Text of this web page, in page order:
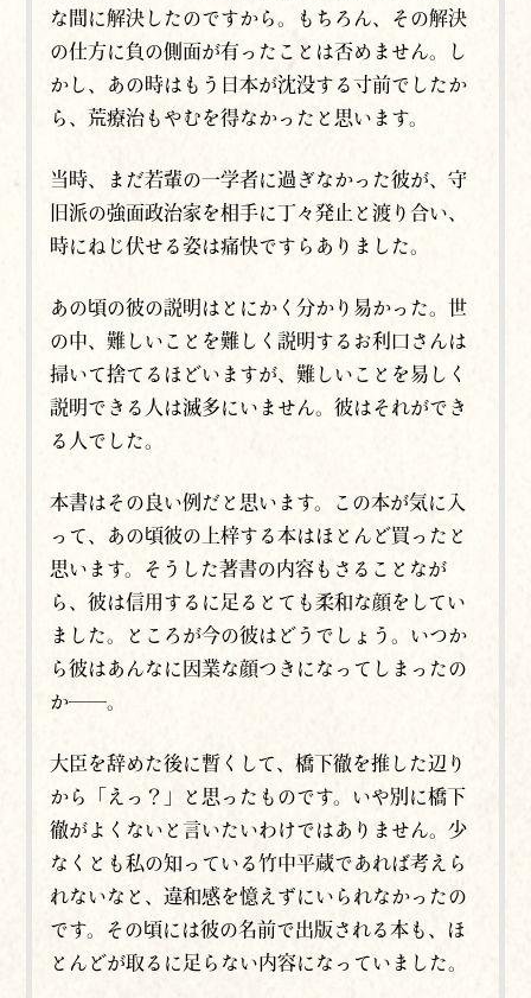
な間に解決したのですから。もちろん、その解決
の仕方に負の側面が有ったことは否めません。し
かし、あの時はもう日本が沈没する寸前でしたか
ら、荒療治もやむを得なかったと思います。
当時、まだ若輩の一学者に過ぎなかった彼が、守
旧派の強面政治家を相手に丁々発止と渡り合い、
時にねじ伏せる姿は痛快ですらありました。
あの頃の彼の説明はとにかく分かり易かった。世
の中、難しいことを難しく説明するお利口さんは
掃いて捨てるほどいますが、難しいことを易しく
説明できる人は滅多にいません。彼はそれができ
る人でした。
本書はその良い例だと思います。この本が気に入
って、あの頃彼の上梓する本はほとんど買ったと
思います。そうした著書の内容もさることなが
ら、彼は信用するに足るとても柔和な顔をしてい
ました。ところが今の彼はどうでしょう。いつか
ら彼はあんなに因業な顔つきになってしまったの
か──。
大臣を辞めた後に暫くして、橋下徹を推した辺り
から「えっ？」と思ったものです。いや別に橋下
徹がよくないと言いたいわけではありません。少
なくとも私の知っている竹中平蔵であれば考えら
れないなと、違和感を憶えずにいられなかったの
です。その頃には彼の名前で出版される本も、ほ
とんどが取るに足らない内容になっていました。